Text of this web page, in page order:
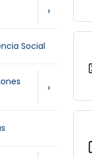
›
Social
›